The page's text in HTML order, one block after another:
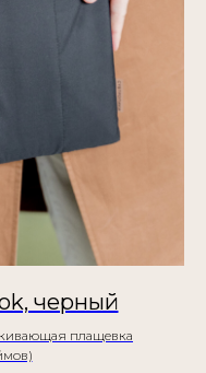
черный
плащевка